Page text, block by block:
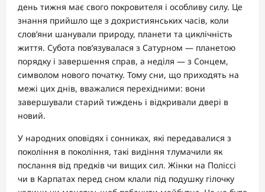
день тижня має свого покровителя і особливу силу. Це
знання прийшло ще з дохристиянських часів, коли
слов’яни шанували природу, планети та циклічність
життя. Субота пов’язувалася з Сатурном — планетою
порядку і завершення справ, а неділя — з Сонцем,
символом нового початку. Тому сни, що приходять на
межі цих днів, вважалися перехідними: вони
завершували старий тиждень і відкривали двері в
новий.
У народних оповідях і сонниках, які передавалися з
покоління в покоління, такі видіння тлумачили як
послання від предків чи вищих сил. Жінки на Поліссі
чи в Карпатах перед сном клали під подушку гілочку